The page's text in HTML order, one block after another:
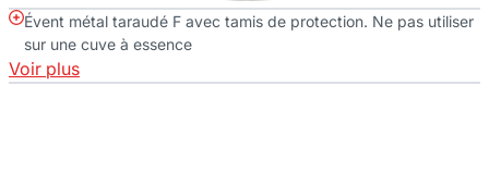
Évent métal taraudé F avec tamis de protection. Ne pas utiliser
sur une cuve à essence
Voir plus